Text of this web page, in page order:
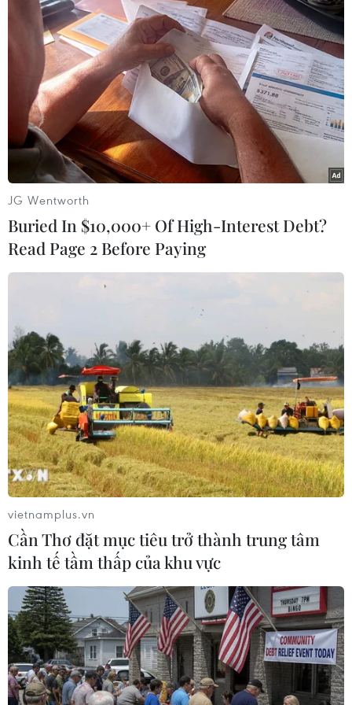
thắng 3-0 nhờ các bàn thắng của
Thiago Alcantara, Xabi Alonso và
Robert Lewandowski.
Với chiến thắng này, Bayern Munich đã có được
39 điểm sau 16 lượt trận, và vô địch lượt đi.
(Vietnam+)
JG Wentworth
Buried In $10,000+ Of High-Interest Debt?
Read Page 2 Before Paying
vietnamplus.vn
Cần Thơ đặt mục tiêu trở thành trung tâm
kinh tế tầm thấp của khu vực